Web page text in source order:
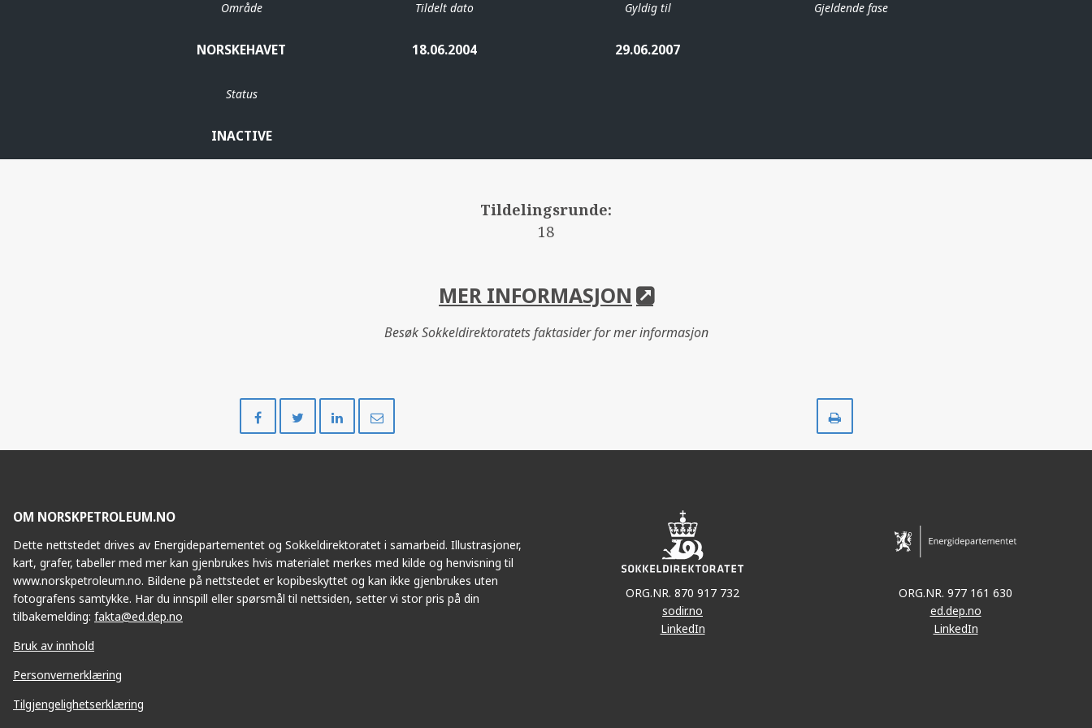
Område
NORSKEHAVET
Tildelt dato
18.06.2004
Gyldig til
29.06.2007
Gjeldende fase
Status
INACTIVE
Tildelingsrunde:
18
MER INFORMASJON
Besøk Sokkeldirektoratets faktasider for mer informasjon
på
på
på
OM NORSKPETROLEUM.NO
Dette nettstedet drives av Energidepartementet og Sokkeldirektoratet i samarbeid. Illustrasjoner,
kart, grafer, tabeller med mer kan gjenbrukes hvis materialet merkes med kilde og henvisning til
www.norskpetroleum.no. Bildene på nettstedet er kopibeskyttet og kan ikke gjenbrukes uten
fotografens samtykke. Har du innspill eller spørsmål til nettsiden, setter vi stor pris på din
tilbakemelding: fakta@ed.dep.no
Bruk av innhold
Personvernerklæring
Tilgjengelighetserklæring
ORG.NR. 870 917 732
sodir.no
LinkedIn
ORG.NR. 977 161 630
ed.dep.no
LinkedIn